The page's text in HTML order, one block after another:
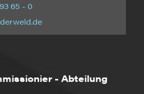
65 - 0
- Abteilung